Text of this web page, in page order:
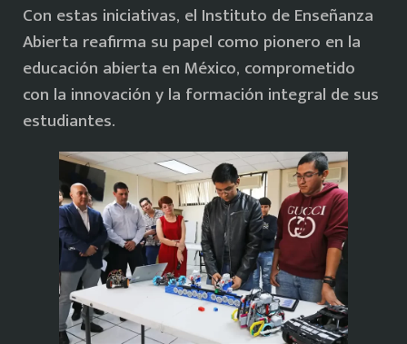
Con estas iniciativas, el Instituto de Enseñanza
Abierta reafirma su papel como pionero en la
educación abierta en México, comprometido
con la innovación y la formación integral de sus
estudiantes.